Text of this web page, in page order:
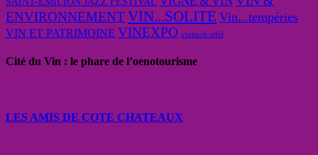
ENVIRONNEMENTVIN...SOLITE Vin...tempéries
VIN ET PATRIMOINE VINEXPO vinitech-sifel
Cité du Vin : le phare de l’oenotourisme
LES AMIS DE COTE CHATEAUX